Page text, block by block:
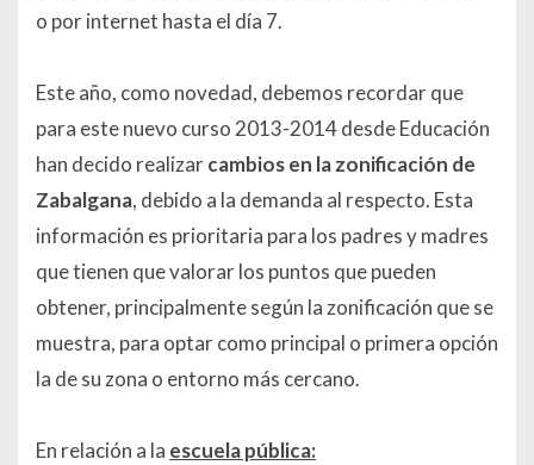
o por internet hasta el día 7.
Este año, como novedad, debemos recordar que
para este nuevo curso 2013-2014 desde Educación
han decido realizarcambios en la zonificación de
Zabalgana, debido a la demanda al respecto. Esta
información es prioritaria para los padres y madres
que tienen que valorar los puntos que pueden
obtener, principalmente según la zonificación que se
muestra, para optar como principal o primera opción
la de su zona o entorno más cercano.
En relación a la escuela pública: